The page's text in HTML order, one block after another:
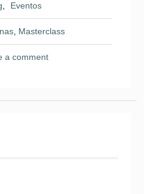
Eventos
Masterclass
a comment